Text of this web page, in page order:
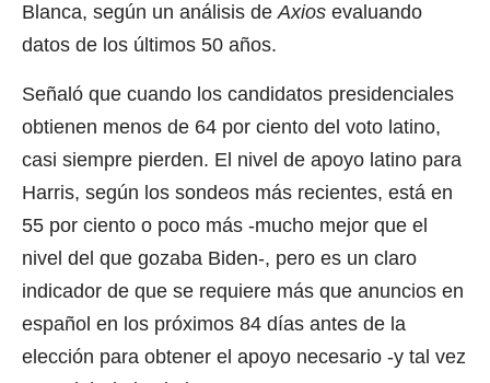
Blanca, según un análisis deAxios evaluando
datos de los últimos 50 años.
Señaló que cuando los candidatos presidenciales
obtienen menos de 64 por ciento del voto latino,
casi siempre pierden. El nivel de apoyo latino para
Harris, según los sondeos más recientes, está en
55 por ciento o poco más -mucho mejor que el
nivel del que gozaba Biden-, pero es un claro
indicador de que se requiere más que anuncios en
español en los próximos 84 días antes de la
elección para obtener el apoyo necesario -y tal vez